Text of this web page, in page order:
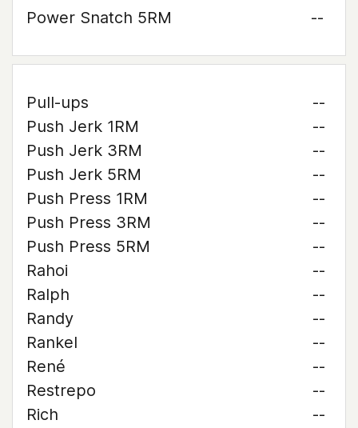
Power Snatch 5RM
--
Pull-ups
--
Push Jerk 1RM
--
Push Jerk 3RM
--
Push Jerk 5RM
--
Push Press 1RM
--
Push Press 3RM
--
Push Press 5RM
--
Rahoi
--
Ralph
--
Randy
--
Rankel
--
René
--
Restrepo
--
Rich
--